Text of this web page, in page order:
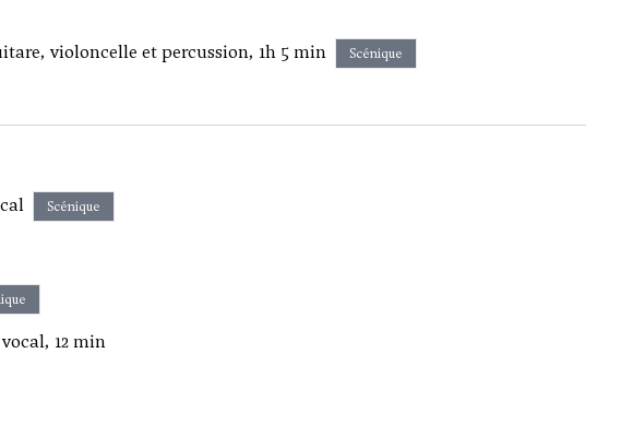
violoncelle et percussion, 1h 5 min Scénique
Scénique
12 min